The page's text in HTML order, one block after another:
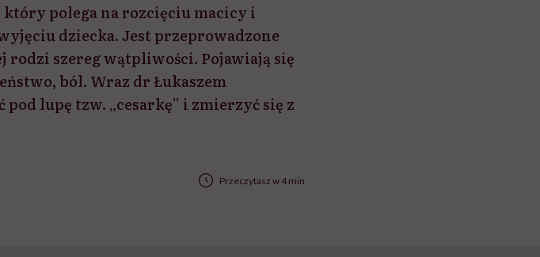
polega na rozcięciu macicy i
dziecka. Jest przeprowadzone
szereg wątpliwości. Pojawiają się
ból. Wraz dr Łukaszem
lupę tzw. „cesarkę” i zmierzyć się z
Przeczytasz w 4 min